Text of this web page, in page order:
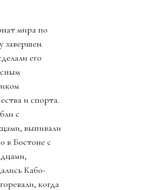
мира по
завершен.
его
и спорта.
с
выпивали
в Бостоне с
Кабо-
когда